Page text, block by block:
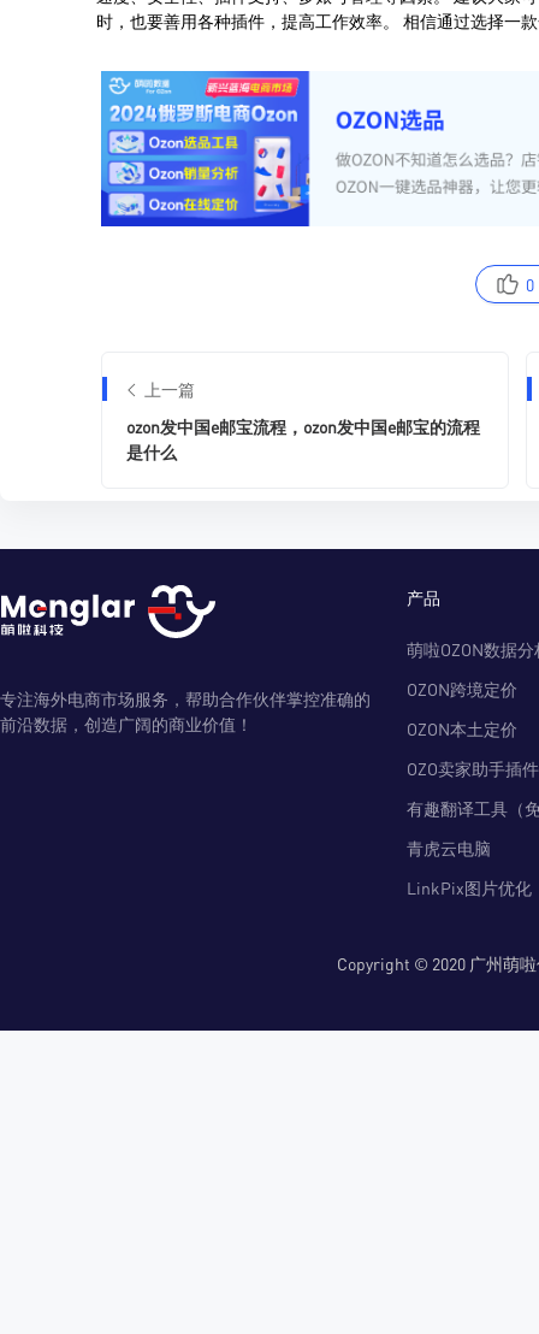
0
上一篇
ozon发中国e邮宝流程，ozon发中国e邮宝的流程
是什么
专注海外电商市场服务，帮助合作伙伴掌控准确的
前沿数据，创造广阔的商业价值！
产品
萌啦OZON数据分
OZON跨境定价
OZON本土定价
OZO卖家助手插件
有趣翻译工具（
青虎云电脑
LinkPix图片优化
Copyright © 2020 广州萌